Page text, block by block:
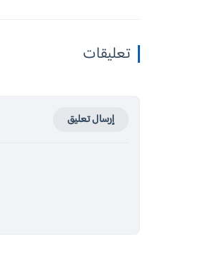
تعليقات
إرسال تعليق